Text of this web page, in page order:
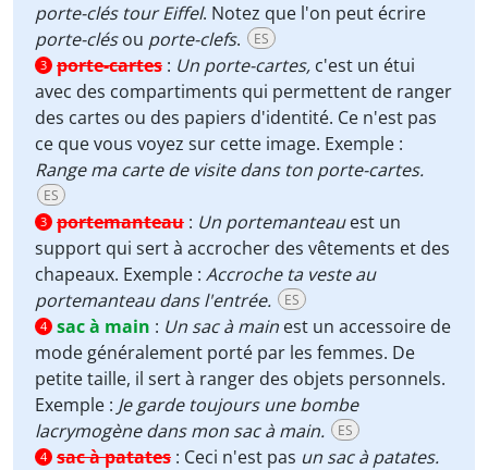
porte-clés tour Eiffel. Notez que l'on peut écrire
porte-clésou porte-clefs. ES
3 porte-cartes : Un porte-cartes, c'est un étui
avec des compartiments qui permettent de ranger
des cartes ou des papiers d'identité. Ce n'est pas
ce que vous voyez sur cette image. Exemple :
Range ma carte de visite dans ton porte-cartes.
ES
3 portemanteau : Un portemanteauest un
support qui sert à accrocher des vêtements et des
chapeaux. Exemple : Accroche ta veste au
portemanteau dans l'entrée.
ES
4 sac à main : Un sac à main est un accessoire de
mode généralement porté par les femmes. De
petite taille, il sert à ranger des objets personnels.
Exemple : Je garde toujours une bombe
lacrymogène dans mon sac à main.
ES
4 sac à patates : Ceci n'est pas un sac à patates.